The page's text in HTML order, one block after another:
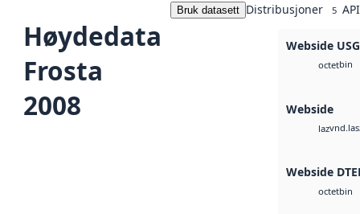
Høydedata
Frosta
2008
Bruk datasett Distribusjoner 5
Webside
octetbin
Webside
laz
Webside
octetbin